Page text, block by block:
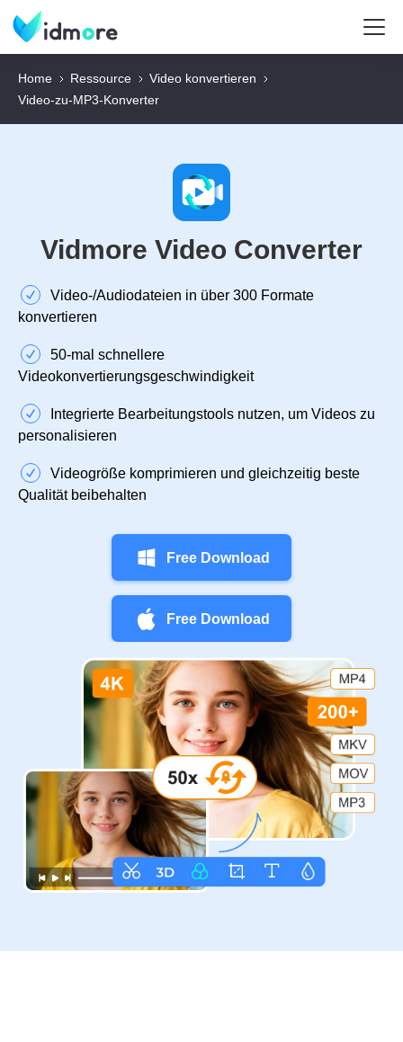
Home Ressource
Video konvertieren
Video‑zu‑MP3‑Konverter
Vidmore Video Converter
Video‑/Audiodateien in über 300 Formate
konvertieren
50‑mal schnellere
Videokonvertierungsgeschwindigkeit
Integrierte Bearbeitungstools nutzen, um Videos zu
personalisieren
Videogröße komprimieren und gleichzeitig beste
Qualität beibehalten
Free Download
Free Download